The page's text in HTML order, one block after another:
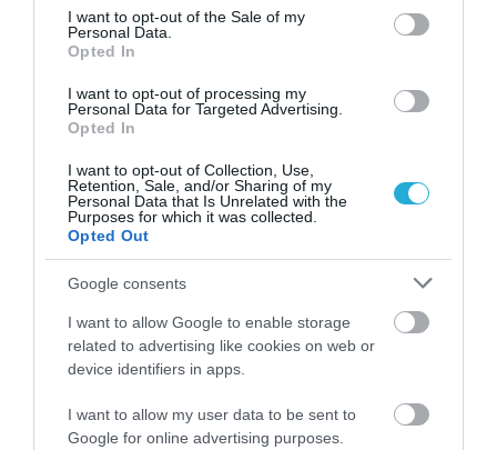
consent section.
I want to opt-out of the Sale of my
Personal Data.
Opted In
I want to opt-out of processing my
Personal Data for Targeted Advertising.
Opted In
I want to opt-out of Collection, Use,
Retention, Sale, and/or Sharing of my
Personal Data that Is Unrelated with the
Purposes for which it was collected.
Opted Out
Google consents
I want to allow Google to enable storage
related to advertising like cookies on web or
device identifiers in apps.
I want to allow my user data to be sent to
Google for online advertising purposes.
online αγορές προϊόντων και υπηρεσιών για
ιδιωτική χρήση.
Και στην Ευρώπη, τα ποσοστά των online
ρυθμό αντίστοιχο αυτού που είχαμε στην
Ελλάδα. Σύμφωνα με στοιχεία που έδωσε
χθες στη δημοσιότητα η Eurostat, οι
διαδικτυακές αγορές στην Ε.Ε. αυξήθηκαν
κατά 1 ποσοστιαία μονάδα σε σύγκριση με το
2020, όταν το 73% των χρηστών του
Διαδικτύου έκανε online αγορές.